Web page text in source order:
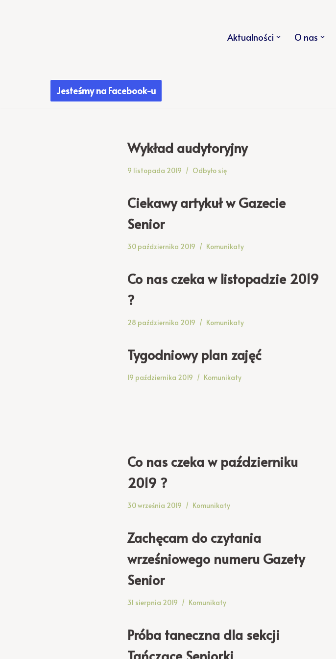
Aktualności O nas
Jesteśmy na Facebook-u
Wykład audytoryjny
9 listopada 2019 Odbyło się
Ciekawy artykuł w Gazecie
Senior
30 października 2019 Komunikaty
Co nas czeka w listopadzie 2019
?
28 października 2019 Komunikaty
Tygodniowy plan zajęć
19 października 2019 Komunikaty
Co nas czeka w październiku
2019 ?
30 września 2019 Komunikaty
Zachęcam do czytania
wrześniowego numeru Gazety
Senior
31 sierpnia 2019 Komunikaty
Próba taneczna dla sekcji